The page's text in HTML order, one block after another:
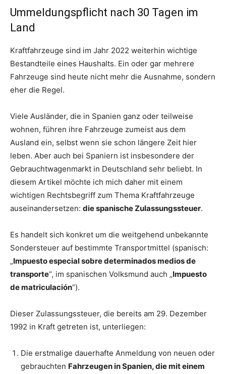
Ummeldungspflicht nach 30 Tagen im
Land
Kraftfahrzeuge sind im Jahr 2022 weiterhin wichtige
Bestandteile eines Haushalts. Ein oder gar mehrere
Fahrzeuge sind heute nicht mehr die Ausnahme, sondern
eher die Regel.
Viele Ausländer, die in Spanien ganz oder teilweise
wohnen, führen ihre Fahrzeuge zumeist aus dem
Ausland ein, selbst wenn sie schon längere Zeit hier
leben. Aber auch bei Spaniern ist insbesondere der
Gebrauchtwagenmarkt in Deutschland sehr beliebt. In
diesem Artikel möchte ich mich daher mit einem
wichtigen Rechtsbegriff zum Thema Kraftfahrzeuge
auseinandersetzen: die spanische Zulassungssteuer.
Es handelt sich konkret um die weitgehend unbekannte
Sondersteuer auf bestimmte Transportmittel (spanisch:
„Impuesto especial sobre determinados medios de
transporte“, im spanischen Volksmund auch „Impuesto
de matriculación“).
Dieser Zulassungssteuer, die bereits am 29. Dezember
1992 in Kraft getreten ist, unterliegen:
Die erstmalige dauerhafte Anmeldung von neuen oder
gebrauchten Fahrzeugen in Spanien, die mit einem